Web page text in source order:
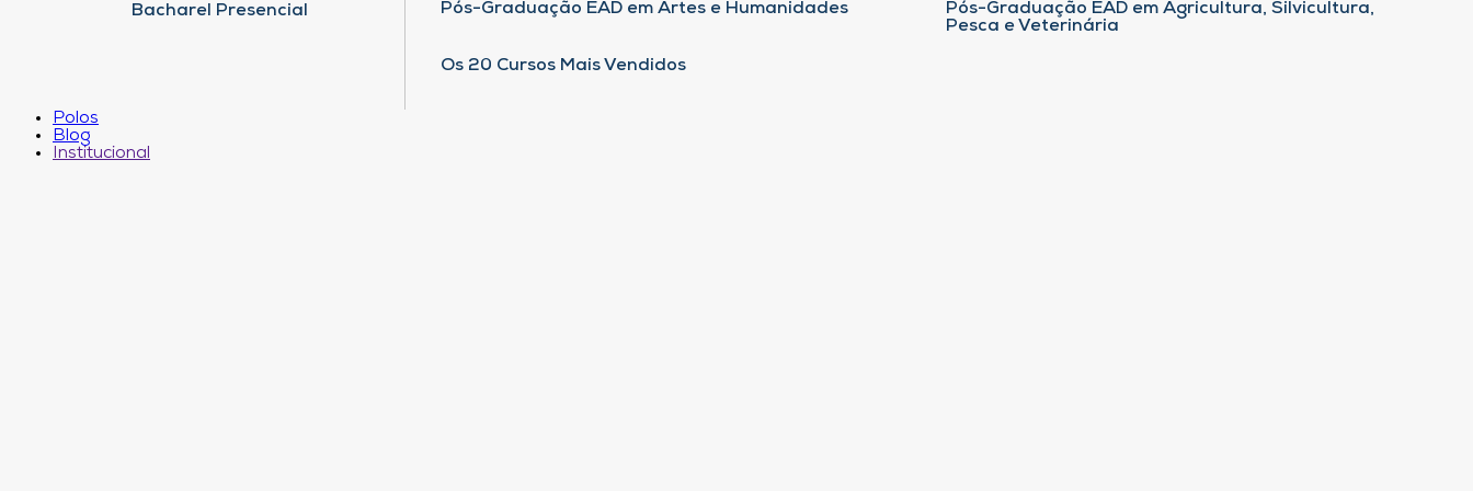
Bacharel Presencial Pós-Graduação EAD em Artes e Humanidades
Pós-Graduação EAD em Agricultura, Silvicultura,
Pesca e Veterinária
Os 20 Cursos Mais Vendidos
Polos
Blog
Institucional